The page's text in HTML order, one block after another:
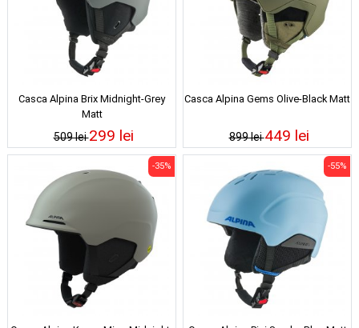
Casca Alpina Brix Midnight-Grey
Matt
509 lei299 lei
Casca Alpina Gems Olive-Black Matt
899 lei449 lei
-35% -55%